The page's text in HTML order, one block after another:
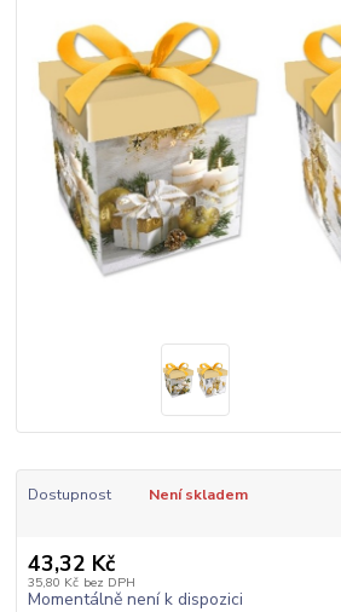
Dostupnost Není skladem
43,32 Kč
35,80 Kč bez DPH
Momentálně není k dispozici